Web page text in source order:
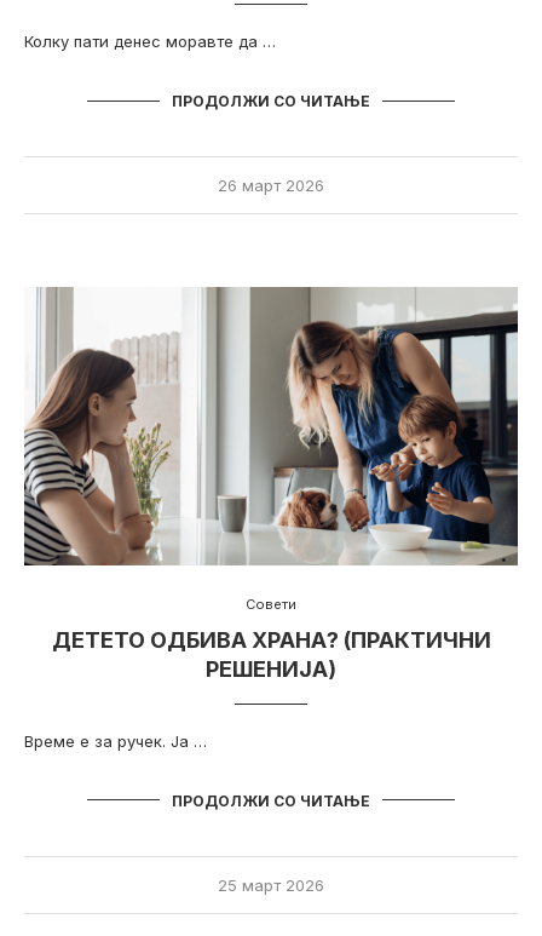
Колку пати денес моравте да …
ПРОДОЛЖИ СО ЧИТАЊЕ
26 март 2026
Совети
ДЕТЕТО ОДБИВА ХРАНА? (ПРАКТИЧНИ
РЕШЕНИЈА)
Време е за ручек. Ја …
ПРОДОЛЖИ СО ЧИТАЊЕ
25 март 2026